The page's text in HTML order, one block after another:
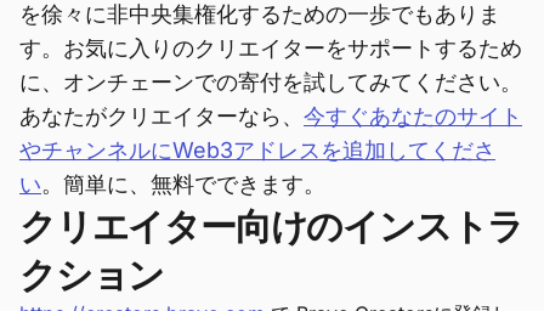
を徐々に非中央集権化するための一歩でもありま
す。お気に入りのクリエイターをサポートするため
に、オンチェーンでの寄付を試してみてください。
あなたがクリエイターなら、 今すぐあなたのサイト
やチャンネルにWeb3アドレスを追加してくださ
い。簡単に、無料でできます。
クリエイター向けのインストラ
クション